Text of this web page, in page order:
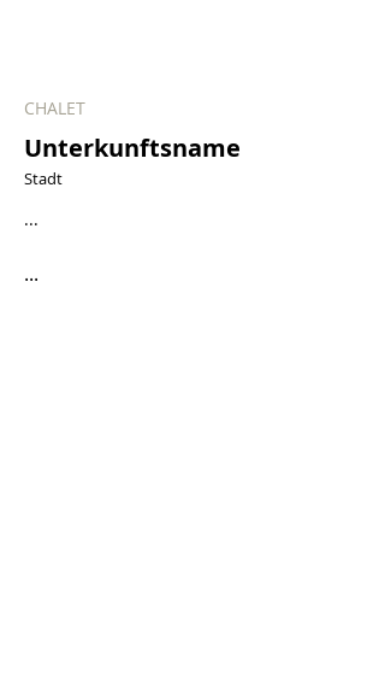
CHALET
Unterkunftsname
Stadt
...
...